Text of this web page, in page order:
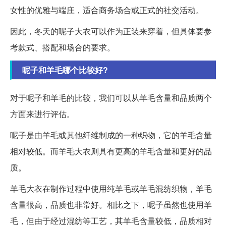
女性的优雅与端庄，适合商务场合或正式的社交活动。
因此，冬天的呢子大衣可以作为正装来穿着，但具体要参
考款式、搭配和场合的要求。
呢子和羊毛哪个比较好?
对于呢子和羊毛的比较，我们可以从羊毛含量和品质两个
方面来进行评估。
呢子是由羊毛或其他纤维制成的一种织物，它的羊毛含量
相对较低。而羊毛大衣则具有更高的羊毛含量和更好的品
质。
羊毛大衣在制作过程中使用纯羊毛或羊毛混纺织物，羊毛
含量很高，品质也非常好。相比之下，呢子虽然也使用羊
毛，但由于经过混纺等工艺，其羊毛含量较低，品质相对